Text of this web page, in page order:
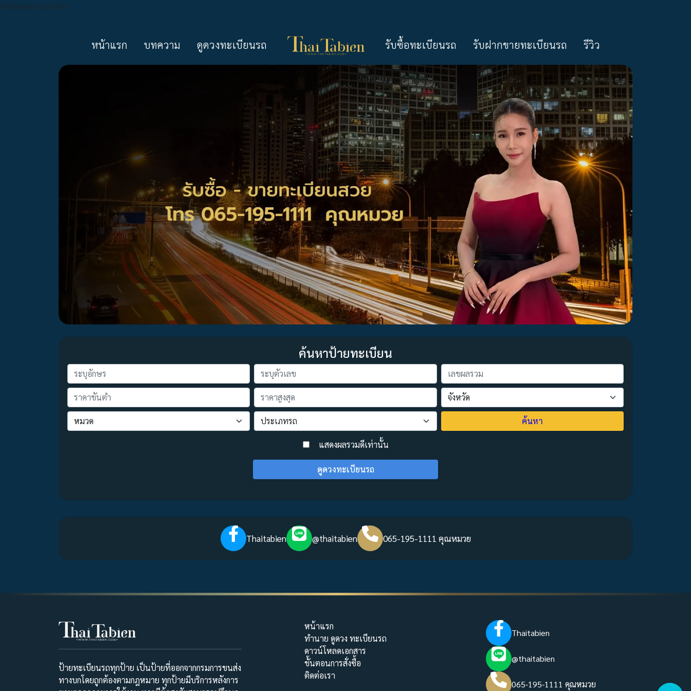
thaitabien.com.har
หน้าแรก บทความ ดูดวงทะเบียนรถ รับซื้อทะเบียนรถ รับฝากขายทะเบียนรถ รีวิว
ค้นหาป้ายทะเบียน
ค้นหา
> แสดงผลรวมดีเท่านั้น
ดูดวงทะเบียนรถ
Thaitabien @thaitabien 065-195-1111 คุณหมวย
ป้ายทะเบียนรถทุกป้าย เป็นป้ายที่ออกจากกรมการขนส่ง
ทางบกโดยถูกต้องตามกฎหมาย ทุกป้ายมีบริการหลังการ
หน้าแรก
ทำนาย ดูดวง ทะเบียนรถ
ดาวน์โหลดเอกสาร
ขั้นตอนการสั่งซื้อ
ติดต่อเรา
Thaitabien
@thaitabien
065-195-1111 คุณหมวย